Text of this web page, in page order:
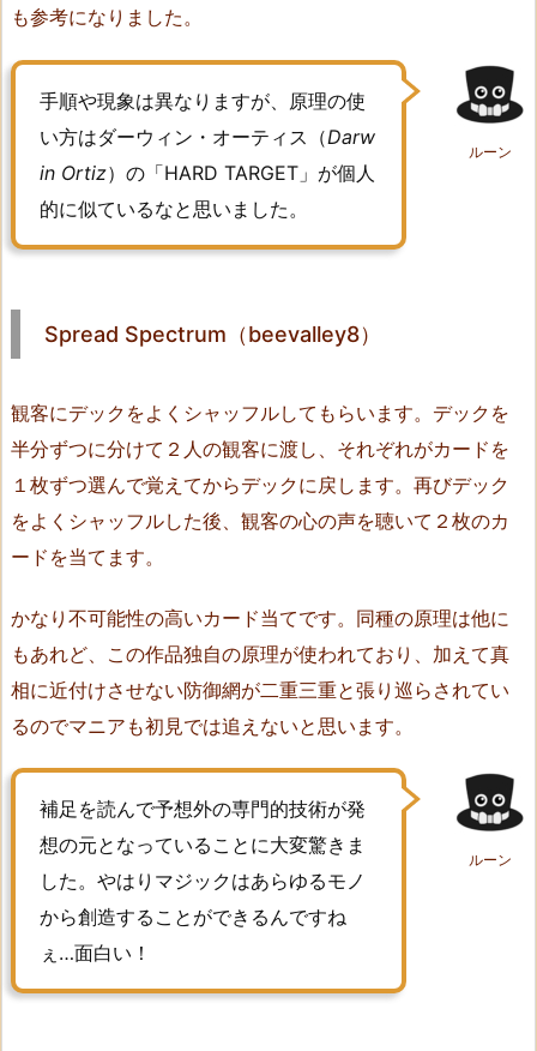
m
e
v
a
l
8）
3
u
t
s
(O
t
s
r
c
i
n
O
u
t
も参考になりました。
ルーン
手順や現象は異なりますが、原理の使
い方はダーウィン・オーティス（Darw
in Ortiz）の「HARD TARGET」が個人
的に似ているなと思いました。
Spread Spectrum（beevalley8）
観客にデックをよくシャッフルしてもらいます。デックを
半分ずつに分けて２人の観客に渡し、それぞれがカードを
１枚ずつ選んで覚えてからデックに戻します。再びデック
をよくシャッフルした後、観客の心の声を聴いて２枚のカ
ードを当てます。
かなり不可能性の高いカード当てです。同種の原理は他に
もあれど、この作品独自の原理が使われており、加えて真
相に近付けさせない防御網が二重三重と張り巡らされてい
るのでマニアも初見では追えないと思います。
ルーン
補足を読んで予想外の専門的技術が発
想の元となっていることに大変驚きま
した。やはりマジックはあらゆるモノ
から創造することができるんですね
ぇ…面白い！